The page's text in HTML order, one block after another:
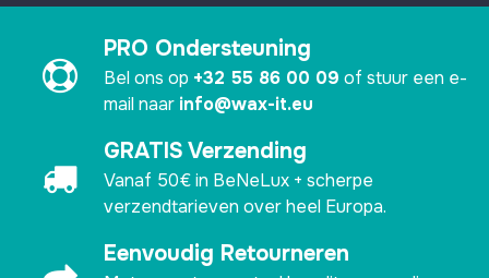
PRO Ondersteuning
Bel ons op +32 55 86 00 09 of stuur een e-
mail naar info@wax-it.eu
GRATIS Verzending
Vanaf 50€ in BeNeLux + scherpe
verzendtarieven over heel Europa.
Eenvoudig Retourneren